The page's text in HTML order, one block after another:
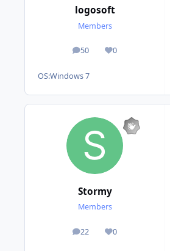
logosoft
Members
50
posts 0
Reputation
OS:Windows 7
Stormy
Members
22
posts 0
Reputation